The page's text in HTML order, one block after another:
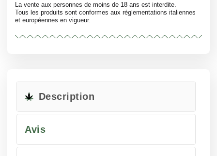
La vente aux personnes de moins de 18 ans est interdite.
Tous les produits sont conformes aux réglementations italiennes
et européennes en vigueur.
Description
Avis